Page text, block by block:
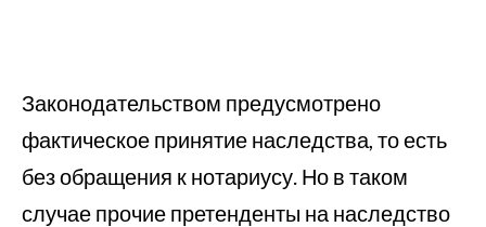
Законодательством предусмотрено
фактическое принятие наследства, то есть
без обращения к нотариусу. Но в таком
случае прочие претенденты на наследство